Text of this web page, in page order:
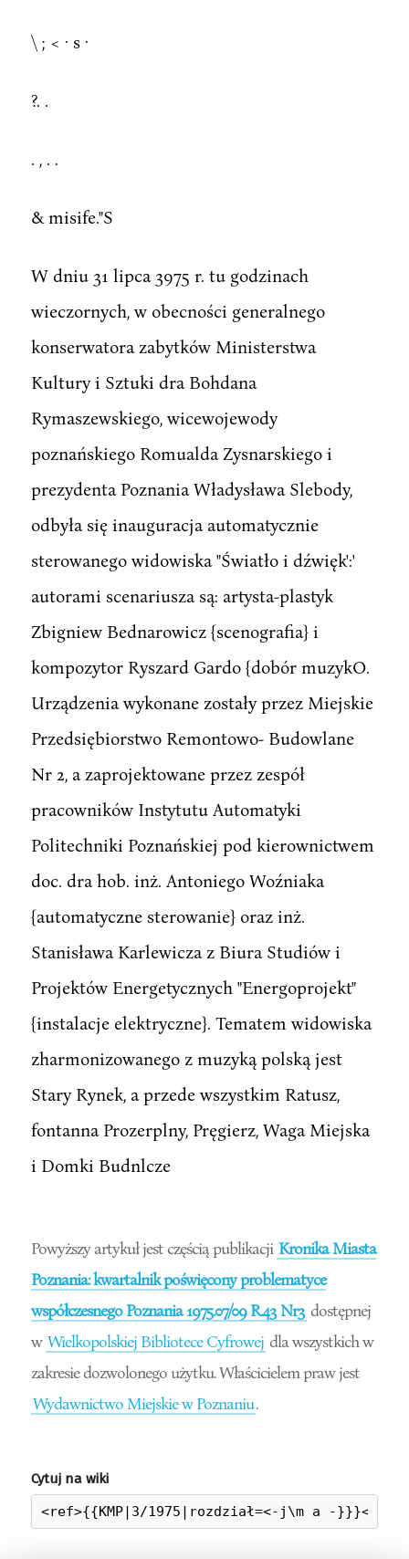
\ ; < · s ·
?. .
& misife."S
W dniu 31 lipca 3975 r. tu godzinach
wieczornych, w obecności generalnego
konserwatora zabytków Ministerstwa
Kultury i Sztuki dra Bohdana
Rymaszewskiego, wicewojewody
poznańskiego Romualda Zysnarskiego i
prezydenta Poznania Władysława Slebody,
odbyła się inauguracja automatycznie
sterowanego widowiska "Światło i dźwięk':'
autorami scenariusza są: artysta-plastyk
Zbigniew Bednarowicz {scenografia} i
kompozytor Ryszard Gardo {dobór muzykO.
Urządzenia wykonane zostały przez Miejskie
Przedsiębiorstwo Remontowo- Budowlane
Nr 2, a zaprojektowane przez zespół
pracowników Instytutu Automatyki
Politechniki Poznańskiej pod kierownictwem
doc. dra hob. inż. Antoniego Woźniaka
{automatyczne sterowanie} oraz inż.
Stanisława Karlewicza z Biura Studiów i
Projektów Energetycznych "Energoprojekt"
{instalacje elektryczne}. Tematem widowiska
zharmonizowanego z muzyką polską jest
Stary Rynek, a przede wszystkim Ratusz,
fontanna Prozerplny, Pręgierz, Waga Miejska
i Domki Budnlcze
Powyższy artykuł jest częścią publikacji Kronika Miasta
Poznania: kwartalnik poświęcony problematyce
współczesnego Poznania 1975.07/09 R.43 Nr3 dostępnej
w Wielkopolskiej Bibliotece Cyfrowej dla wszystkich w
zakresie dozwolonego użytku. Właścicielem praw jest
Wydawnictwo Miejskie w Poznaniu.
Cytuj na wiki